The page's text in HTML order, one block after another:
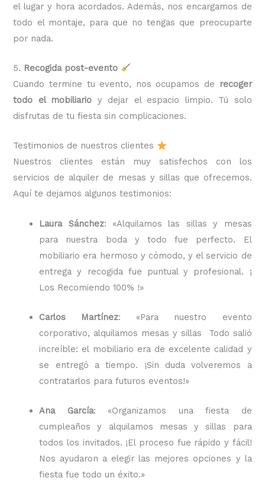
el lugar y hora acordados. Además, nos encargamos de
todo el montaje, para que no tengas que preocuparte
por nada.
5. Recogida post-evento
Cuando termine tu evento, nos ocupamos de
recoger
todo el mobiliario y dejar el espacio limpio. Tú solo
disfrutas de tu fiesta sin complicaciones.
Testimonios de nuestros clientes
Nuestros clientes están muy satisfechos con los
servicios de alquiler de mesas y sillas que ofrecemos.
Aquí te dejamos algunos testimonios:
Laura Sánchez: «Alquilamos las sillas y mesas
para nuestra boda y todo fue perfecto. El
mobiliario era hermoso y cómodo, y el servicio de
entrega y recogida fue puntual y profesional. ¡
Los Recomiendo 100% !»
Carlos Martínez: «Para nuestro evento
corporativo, alquilamos mesas y sillas Todo salió
increíble: el mobiliario era de excelente calidad y
se entregó a tiempo. ¡Sin duda volveremos a
contratarlos para futuros eventos!»
Ana García: «Organizamos una fiesta de
cumpleaños y alquilamos mesas y sillas para
todos los invitados. ¡El proceso fue rápido y fácil!
Nos ayudaron a elegir las mejores opciones y la
fiesta fue todo un éxito.»